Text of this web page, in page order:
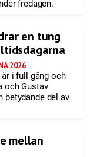
fredagen.
en tung
2026
i full gång och
och Gustav
betydande del av
mellan